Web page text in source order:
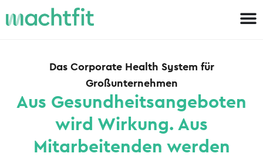
Das Corporate Health System für
Großunternehmen
Aus Gesundheitsangeboten
wird Wirkung. Aus
Mitarbeitenden werden